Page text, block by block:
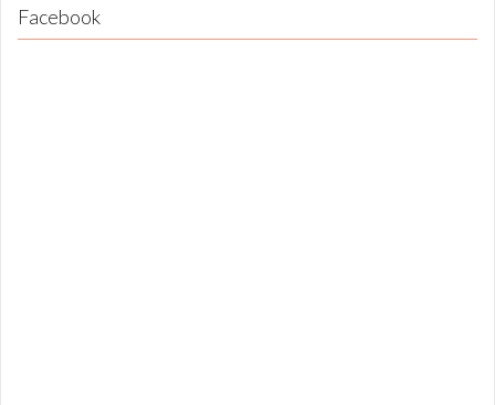
Facebook